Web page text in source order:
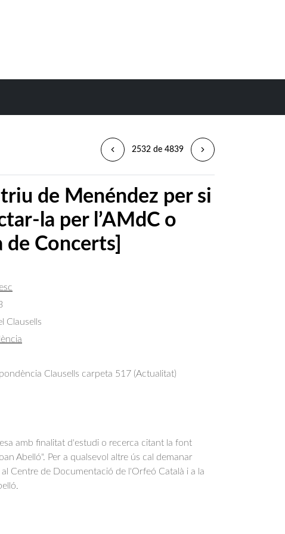
2532 de 4839
de Menéndez per si
la per l’AMdC o
de Concerts]
Clausells
Clausells carpeta 517 (Actualitat)
amb finalitat d'estudi o recerca citant la font
Abelló". Per a qualsevol altre ús cal demanar
Centre de Documentació de l'Orfeó Català i a la